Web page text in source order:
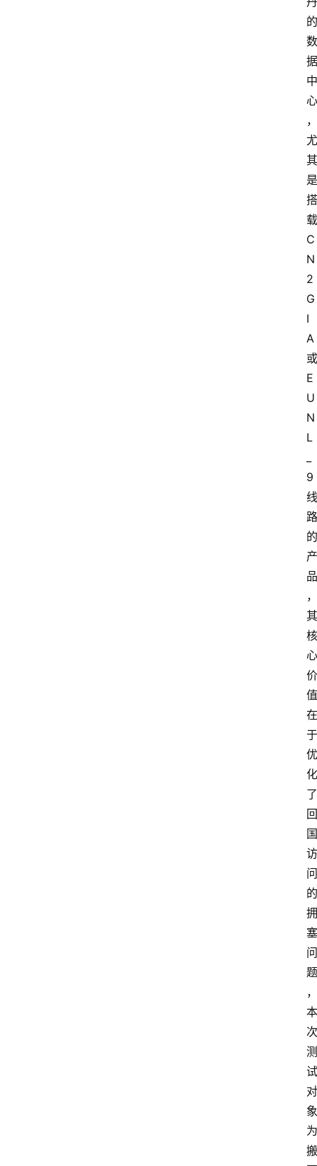
的
数
据
中
心
，
尤
其
是
搭
载
C
N
2
G
I
A
或
E
U
N
L
9
线
路
的
产
品
，
其
核
心
价
值
在
于
优
化
了
回
国
访
问
的
拥
塞
问
题
，
本
次
测
试
对
象
为
搬